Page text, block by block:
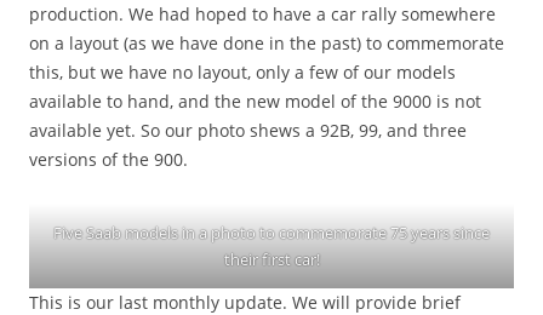
production. We had hoped to have a car rally somewhere
on a layout (as we have done in the past) to commemorate
this, but we have no layout, only a few of our models
available to hand, and the new model of the 9000 is not
available yet. So our photo shews a 92B, 99, and three
versions of the 900.
Five Saab models in a photo to commemorate 75 years since
their first car!
This is our last monthly update. We will provide brief